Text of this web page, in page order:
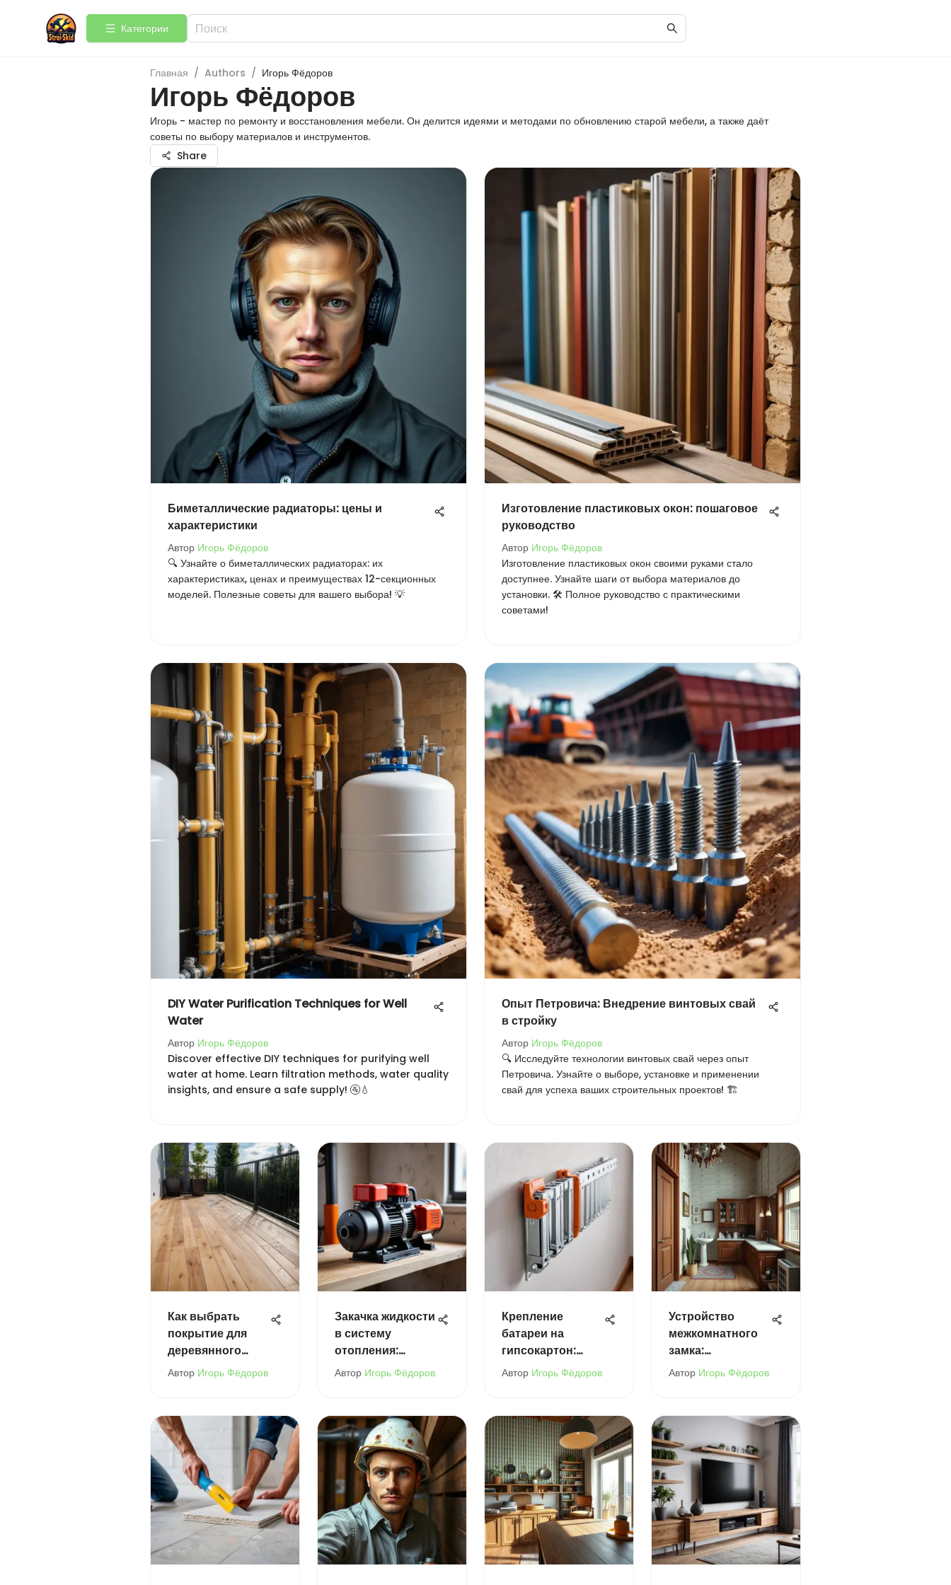
Категории
Главная / Authors / Игорь Фёдоров
Игорь Фёдоров
Игорь - мастер по ремонту и восстановления мебели. Он делится идеями и методами по обновлению старой мебели, а также даёт
советы по выбору материалов и инструментов.
Share
Биметаллические радиаторы: цены и
характеристики
Автор Игорь Фёдоров
🔍 Узнайте о биметаллических радиаторах: их
характеристиках, ценах и преимуществах 12-секционных
моделей. Полезные советы для вашего выбора! 💡
Изготовление пластиковых окон: пошаговое
руководство
Автор Игорь Фёдоров
Изготовление пластиковых окон своими руками стало
доступнее. Узнайте шаги от выбора материалов до
установки. 🛠️ Полное руководство с практическими
советами!
DIY Water Purification Techniques for Well
Water
Автор Игорь Фёдоров
Discover effective DIY techniques for purifying well
water at home. Learn filtration methods, water quality
insights, and ensure a safe supply! 🚰💧
Опыт Петровича: Внедрение винтовых свай
в стройку
Автор Игорь Фёдоров
🔍 Исследуйте технологии винтовых свай через опыт
Петровича. Узнайте о выборе, установке и применении
свай для успеха ваших строительных проектов! 🏗️
Как выбрать
покрытие для
деревянного
пола на балконе
Автор Игорь Фёдоров
Закачка жидкости
в систему
отопления:
Полное
Автор Игорь Фёдоров
Крепление
батареи на
гипсокартон:
практическое
Автор Игорь Фёдоров
Устройство
межкомнатного
замка:
конструкции и
Автор Игорь Фёдоров